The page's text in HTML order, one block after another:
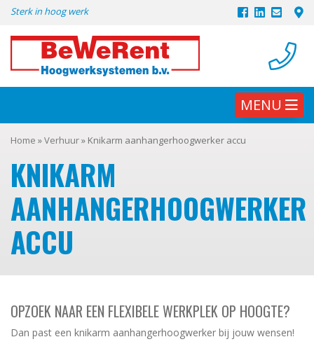
Skip
content
Sterk in hoog werk
MENU
Home »Verhuur» Knikarm aanhangerhoogwerker accu
KNIKARM
AANHANGERHOOGWERKER
ACCU
OPZOEK NAAR EEN FLEXIBELE WERKPLEK OP HOOGTE?
Dan past een knikarm aanhangerhoogwerker bij jouw wensen!